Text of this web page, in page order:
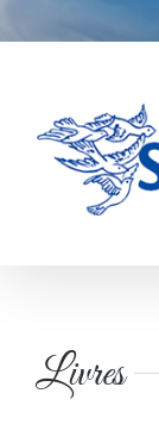
content
Livres